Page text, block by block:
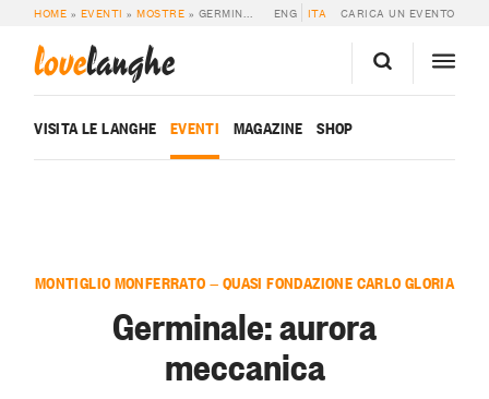
HOME » EVENTI »MOSTRE » GERMINALE: AURORA MECCANICA ENG ITA CARICA UN EVENTO
lovelanghe
VISITA LE LANGHE EVENTI MAGAZINE SHOP
MONTIGLIO MONFERRATO — QUASI FONDAZIONE CARLO GLORIA
Germinale: aurora
meccanica